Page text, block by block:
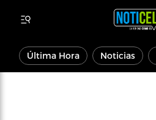
Última Hora Noticias